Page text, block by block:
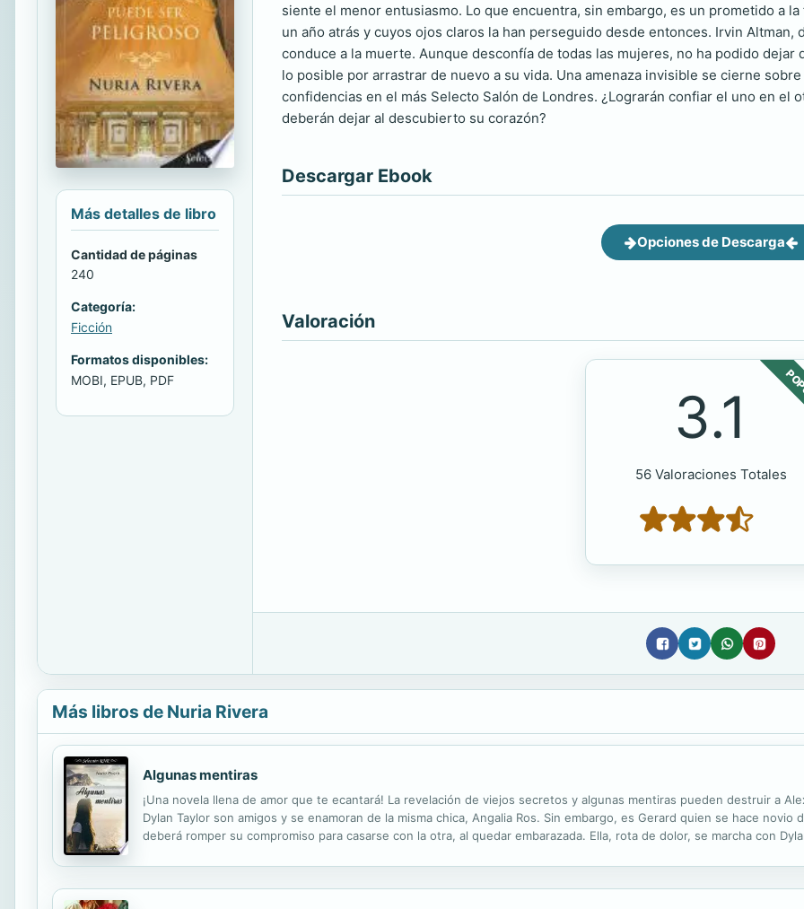
Más detalles de libro
Cantidad de páginas
240
Categoría:
Ficción
Formatos disponibles:
MOBI, EPUB, PDF
siente el menor entusiasmo. Lo que encuentra, sin embargo, es un prometido a
un año atrás y cuyos ojos claros la han perseguido desde entonces. Irvin
conduce a la muerte. Aunque desconfía de todas las mujeres, no ha podido
lo posible por arrastrar de nuevo a su vida. Una amenaza invisible se cierne
confidencias en el más Selecto Salón de Londres. ¿Lograrán confiar el uno en el
deberán dejar al descubierto su corazón?
Descargar Ebook
Opciones de Descarga
Valoración
3.1
56 Valoraciones Totales
Más libros de Nuria Rivera
Algunas mentiras
¡Una novela llena de amor que te ecantará! La revelación de viejos secretos y algunas mentiras pueden destruir a
Dylan Taylor son amigos y se enamoran de la misma chica, Angalia Ros. Sin embargo, es Gerard quien se hace novio
deberá romper su compromiso para casarse con la otra, al quedar embarazada. Ella, rota de dolor, se marcha con